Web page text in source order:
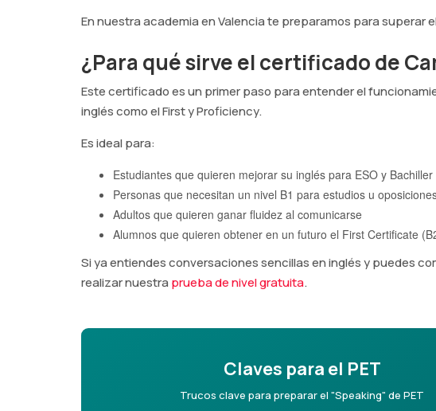
En nuestra academia en Valencia te preparamos para superar
¿Para qué sirve el certificado de
Este certificado es un primer paso para entender el
inglés como el First y Proficiency.
Es ideal para:
Estudiantes que quieren mejorar su inglés para ESO y Bachiller
Personas que necesitan un nivel B1 para estudios u
Adultos que quieren ganar fluidez al comunicarse
Alumnos que quieren obtener en un futuro el First Certificate
Si ya entiendes conversaciones sencillas en inglés y puedes
realizar nuestra prueba de nivel gratuita.
Claves para el PET
Trucos clave para preparar el "Speaking" de PET